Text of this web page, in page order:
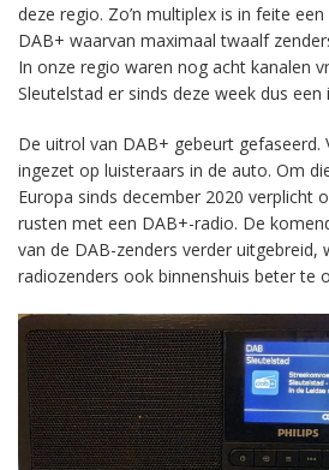
deze regio. Zo’n multiplex is in feite
DAB+ waarvan maximaal twaalf
In onze regio waren nog acht kanalen
Sleutelstad er sinds deze week dus een
De uitrol van DAB+ gebeurt gefaseerd.
ingezet op luisteraars in de auto. Om
Europa sinds december 2020 verplicht
rusten met een DAB+-radio. De
van de DAB-zenders verder uitgebreid,
radiozenders ook binnenshuis beter te